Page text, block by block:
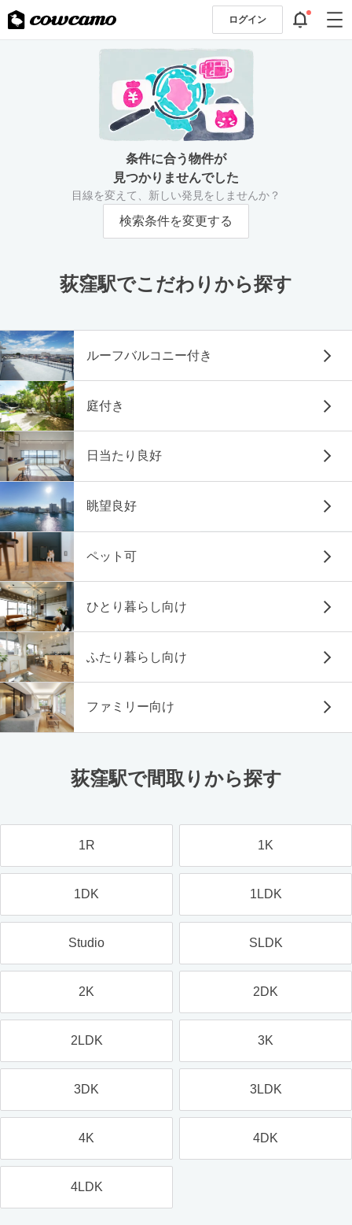
ログイン
条件に合う物件が
見つかりませんでした
目線を変えて、新しい発見をしませんか？
検索条件を変更する
荻窪駅でこだわりから探す
ルーフバルコニー付き
庭付き
日当たり良好
眺望良好
ペット可
ひとり暮らし向け
ふたり暮らし向け
ファミリー向け
荻窪駅で間取りから探す
1R 1K
1DK 1LDK
Studio SLDK
2K 2DK
2LDK 3K
3DK 3LDK
4K 4DK
4LDK